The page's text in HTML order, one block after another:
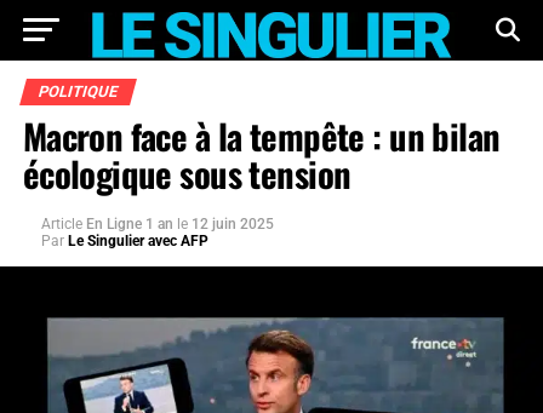
POLITIQUE
Macron face à la tempête : un bilan
écologique sous tension
Article En Ligne 1 an le 12 juin 2025
Par Le Singulier avec AFP